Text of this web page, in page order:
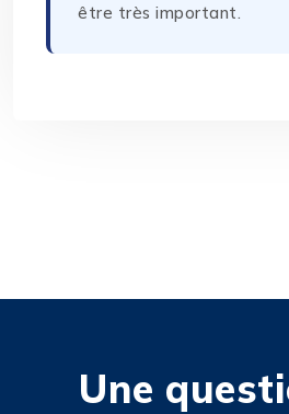
être très important.
Une